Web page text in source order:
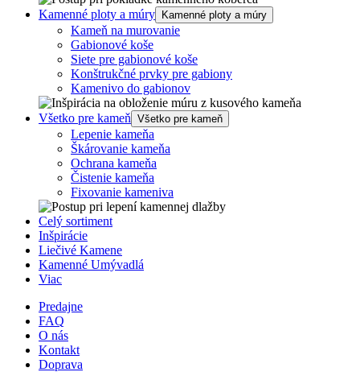
Kamenné ploty a múry Kamenné ploty a múry
Kameň na murovanie
Gabionové koše
Siete pre gabionové koše
Konštrukčné prvky pre gabiony
Kamenivo do gabionov
Všetko pre kameň Všetko pre kameň
Lepenie kameňa
Škárovanie kameňa
Ochrana kameňa
Čistenie kameňa
Fixovanie kameniva
Celý sortiment
Inšpirácie
Liečivé Kamene
Kamenné Umývadlá
Viac
Predajne
FAQ
O nás
Kontakt
Doprava